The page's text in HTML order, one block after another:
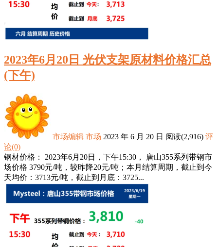
2023年6月20日 光伏支架原材料价格汇总
(下午)
市场编辑 市场 2023 年 6 月 20 日 阅读(2,916) 评
论(0)
钢材价格： 2023年6月20日，下午15:30， 唐山355系列带钢市
场价格 3790元/吨，较昨降20元/吨；本月结算周期，截止到今
天均价：3713元/吨，截止到月底：3725...